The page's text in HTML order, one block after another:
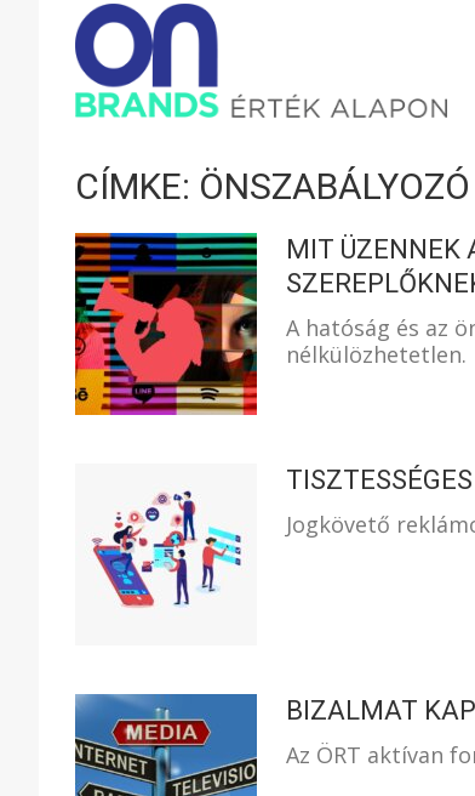
CÍMKE:
MIT ÜZENNEK
A hatóság és az
nélkülözhetetlen.
Jogkövető
BIZALMAT
Az ÖRT aktívan